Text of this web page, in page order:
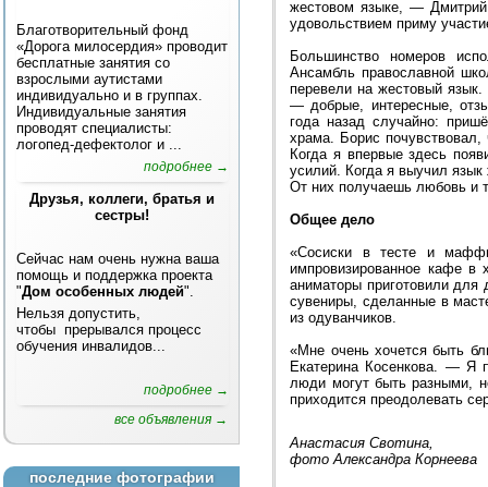
Благотворительный фонд
«Дорога милосердия» проводит
бесплатные занятия со
взрослыми аутистами
индивидуально и в группах.
Индивидуальные занятия
проводят специалисты:
логопед-дефектолог и ...
подробнее →
Друзья, коллеги, братья и
сестры!
Сейчас нам очень нужна ваша
помощь и поддержка проекта
"Дом особенных людей".
Нельзя допустить,
чтобы прерывался процесс
обучения инвалидов...
подробнее →
все объявления →
последние фотографии
жестовом языке, —
удовольствием приму
Большинство номеров
Ансамбль православной
перевели на жестовый
— добрые, интересные,
года назад случайно:
храма. Борис
Когда я впервые здесь
усилий. Когда я выучил
От них получаешь любовь и
Общее дело
«Сосиски в тесте и
импровизированное кафе в
аниматоры приготовили для
сувениры, сделанные в
из одуванчиков.
«Мне очень хочется быть
Екатерина Косенкова. — Я
люди могут быть разными,
приходится преодолевать
Анастасия Свотина,
фото Александра Корнеева